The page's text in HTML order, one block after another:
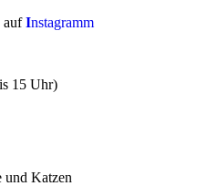
aufInstagramm
15 Uhr)
und Katzen